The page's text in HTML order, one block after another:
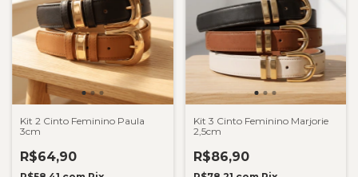
Kit 2 Cinto Feminino Paula
3cm
R$64,90
Kit 3 Cinto Feminino Marjorie
2,5cm
R$86,90